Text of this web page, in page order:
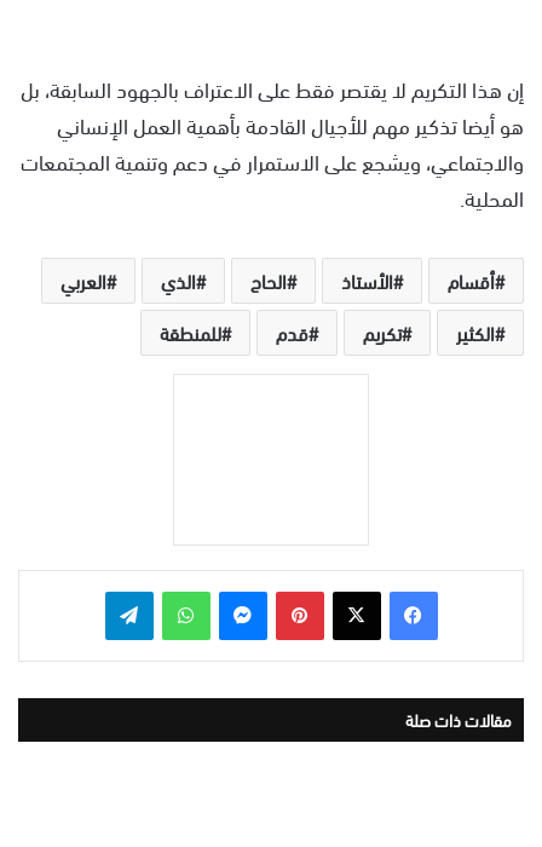
إن هذا التكريم لا يقتصر فقط على الاعتراف بالجهود السابقة، بل
هو أيضا تذكير مهم للأجيال القادمة بأهمية العمل الإنساني
والاجتماعي، ويشجع على الاستمرار في دعم وتنمية المجتمعات
المحلية.
أقسام الأستاذ الحاج الذي
العربي
الكثير
تكريم قدم للمنطقة
بينتيريست واتساب
مقالات ذات صلة